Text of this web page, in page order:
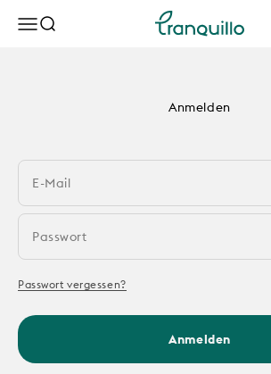
MenüSuche Tranquillo B2B
Anmelden
E-Mail
Passwort
Passwort vergessen?
Anmelden